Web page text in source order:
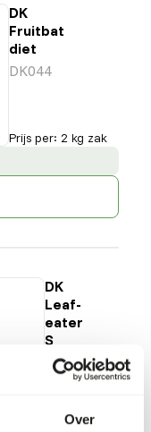
Over
DK
Fruitbat
diet
DK044
Prijs per: 2 kg zak
DK
Leaf-
eater
S
DK011
kg zak